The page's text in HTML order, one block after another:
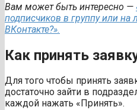
Вам может быть интересно —
подписчиков в группу или на
ВКонтакте?».
Как принять
Для того чтобы принять
достаточно зайти в
каждой нажать «Принять».